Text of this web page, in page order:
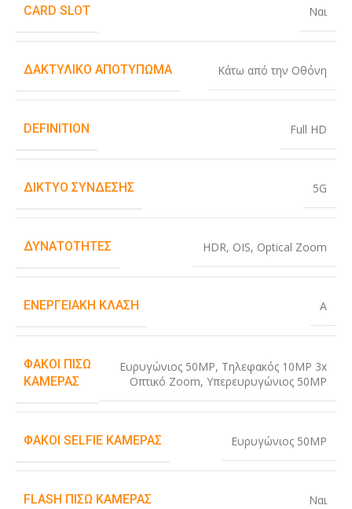
CARD SLOT Ναι
ΔΑΚΤΥΛΙΚΌ ΑΠΟΤΎΠΩΜΑ Κάτω από την Οθόνη
DEFINITION Full HD
ΔΊΚΤΥΟ ΣΎΝΔΕΣΗΣ 5G
ΔΥΝΑΤΌΤΗΤΕΣ HDR, OIS, Optical Zoom
ΕΝΕΡΓΕΙΑΚΉ ΚΛΆΣΗ A
ΦΑΚΟΊ ΠΊΣΩ
ΚΆΜΕΡΑΣ
Ευρυγώνιος 50MP, Τηλεφακός 10MP 3x
Οπτικό Zoom, Υπερευρυγώνιος 50MP
ΦΑΚΟΊ SELFIE ΚΆΜΕΡΑΣ Ευρυγώνιος 50MP
FLASH ΠΊΣΩ ΚΆΜΕΡΑΣ Ναι